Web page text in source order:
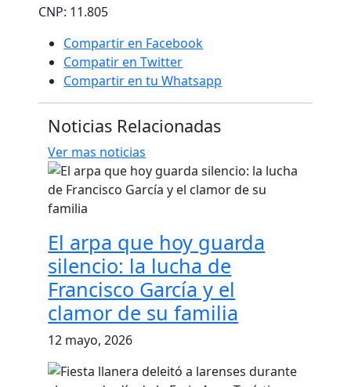
CNP: 11.805
Compartir en Facebook
Compatir en Twitter
Compartir en tu Whatsapp
Noticias Relacionadas
Ver mas noticias
El arpa que hoy guarda
silencio: la lucha de
Francisco García y el
clamor de su familia
12 mayo, 2026